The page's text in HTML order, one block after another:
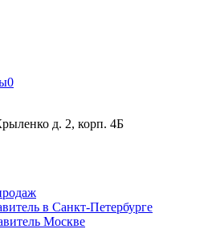
0
д. 2, корп. 4Б
в Санкт-Петербурге
Москве